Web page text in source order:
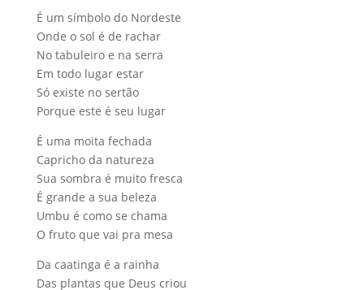
É um símbolo do Nordeste
Onde o sol é de rachar
No tabuleiro e na serra
Em todo lugar estar
Só existe no sertão
Porque este é seu lugar
É uma moita fechada
Capricho da natureza
Sua sombra é muito fresca
É grande a sua beleza
Umbu é como se chama
O fruto que vai pra mesa
Da caatinga é a rainha
Das plantas que Deus criou